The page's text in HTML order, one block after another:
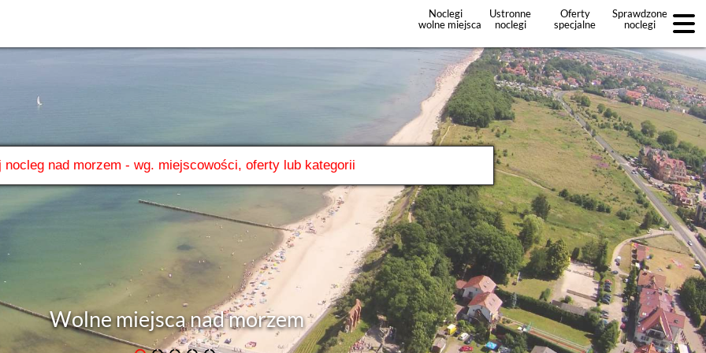
Noclegi
wolne miejsca
Ustronne
noclegi
Oferty
specjalne
Sprawdzone
noclegi
+Dodaj
ofertę
Wolne miejsca nad morzem